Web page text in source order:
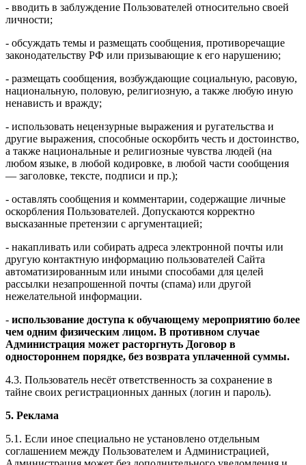
- вводить в заблуждение Пользователей относительно своей
личности;
- обсуждать темы и размещать сообщения, противоречащие
законодательству РФ или призывающие к его нарушению;
- размещать сообщения, возбуждающие социальную, расовую,
национальную, половую, религиозную, а также любую иную
ненависть и вражду;
- использовать нецензурные выражения и ругательства и
другие выражения, способные оскорбить честь и достоинство,
а также национальные и религиозные чувства людей (на
любом языке, в любой кодировке, в любой части сообщения
— заголовке, тексте, подписи и пр.);
- оставлять сообщения и комментарии, содержащие личные
оскорбления Пользователей. Допускаются корректно
высказанные претензии с аргументацией;
- накапливать или собирать адреса электронной почты или
другую контактную информацию пользователей Сайта
автоматизированным или иными способами для целей
рассылки незапрошенной почты (спама) или другой
нежелательной информации.
- использование доступа к обучающему мероприятию более
чем одним физическим лицом. В противном случае
Администрация может расторгнуть Договор в
одностороннем порядке, без возврата уплаченной суммы.
4.3. Пользователь несёт ответственность за сохранение в
тайне своих регистрационных данных (логин и пароль).
5. Реклама
5.1. Если иное специально не установлено отдельным
соглашением между Пользователем и Администрацией,